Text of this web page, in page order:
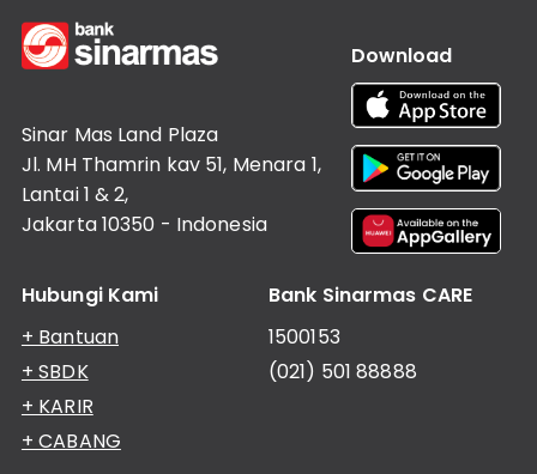
Sinar Mas Land Plaza
Jl. MH Thamrin kav 51, Menara 1,
Lantai 1 & 2,
Jakarta 10350 - Indonesia
Download
Hubungi Kami
+ Bantuan
+ SBDK
+ KARIR
+ CABANG
Bank Sinarmas CARE
1500153
(021) 501 88888